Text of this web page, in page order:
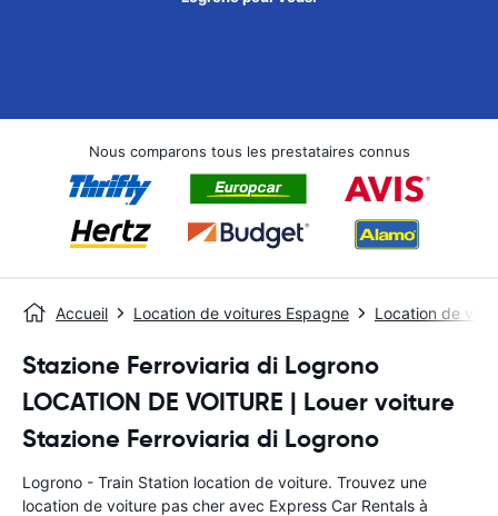
Nous comparons tous les prestataires connus
Accueil Location de voitures Espagne Location de
Stazione Ferroviaria di Logrono
LOCATION DE VOITURE | Louer voiture
Stazione Ferroviaria di Logrono
Logrono - Train Station location de voiture. Trouvez une
location de voiture pas cher avec Express Car Rentals à